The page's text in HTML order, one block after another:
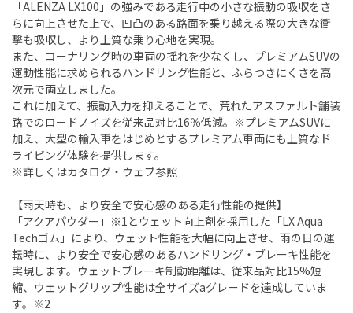
「ALENZA LX100」の強みである走行中の小さな振動の吸収をさ
らに向上させた上で、凹凸のある路面を乗り越える際の大きな衝
撃も吸収し、より上質な乗り心地を実現。
また、コーナリング時の車両の揺れを少なくし、プレミアムSUVの
運動性能に求められるハンドリング性能と、ふらつきにくさを高
次元で両立しました。
これに加えて、振動入力を抑えることで、荒れたアスファルト舗装
路でのロードノイズを従来品対比16％低減。※プレミアムSUVに
加え、大型の輸入車をはじめとするプレミアム車両にも上質なド
ライビング体験を提供します。
※詳しくはカタログ・ウェブ参照
【雨天時も、より安全で安心感のある走行性能の提供】
「アクアパウダー」※1とウェット向上剤を採用した「LX Aqua
Techゴム」により、ウェット性能を大幅に向上させ、雨の日の運
転時に、より安全で安心感のあるハンドリング・ブレーキ性能を
実現します。ウェットブレーキ制動距離は、従来品対比15%短
縮、ウェットグリップ性能は全サイズaグレードを達成していま
す。※2